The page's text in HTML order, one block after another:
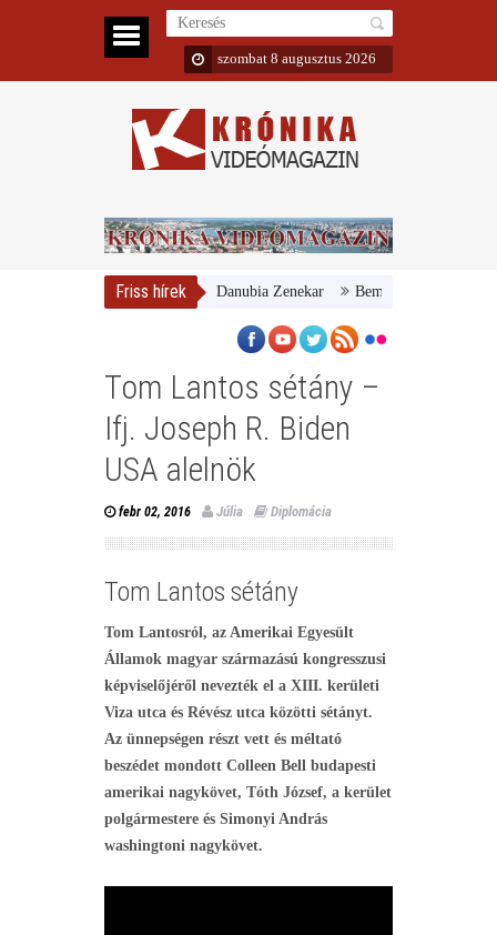
szombat 8 augusztus 2026
Friss hírek
Nemzeti Galéria és a Danubia Zenekar Bemutatta 2024/25-ös
Tom Lantos sétány –
Ifj. Joseph R. Biden
USA alelnök
febr 02, 2016 Júlia Diplomácia
Tom Lantos sétány
Tom Lantosról, az Amerikai Egyesült
Államok magyar származású kongresszusi
képviselőjéről nevezték el a XIII. kerületi
Viza utca és Révész utca közötti sétányt.
Az ünnepségen részt vett és méltató
beszédet mondott Colleen Bell budapesti
amerikai nagykövet, Tóth József, a kerület
polgármestere és Simonyi András
washingtoni nagykövet.